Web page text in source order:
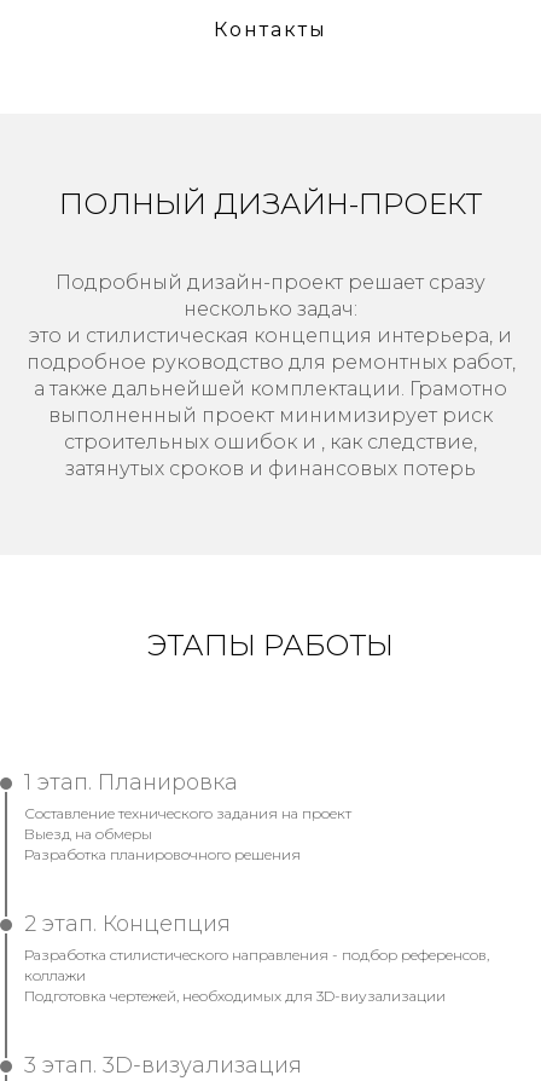
Контакты
ПОЛНЫЙ ДИЗАЙН-ПРОЕКТ
Подробный дизайн-проект решает сразу
несколько задач:
это и стилистическая концепция интерьера, и
подробное руководство для ремонтных работ,
а также дальнейшей комплектации. Грамотно
выполненный проект минимизирует риск
строительных ошибок и , как следствие,
затянутых сроков и финансовых потерь
ЭТАПЫ РАБОТЫ
1 этап. Планировка
Составление технического задания на проект
Выезд на обмеры
Разработка планировочного решения
2 этап. Концепция
Разработка стилистического направления - подбор референсов,
коллажи
Подготовка чертежей, необходимых для 3D-виузализации
3 этап. 3D-визуализация